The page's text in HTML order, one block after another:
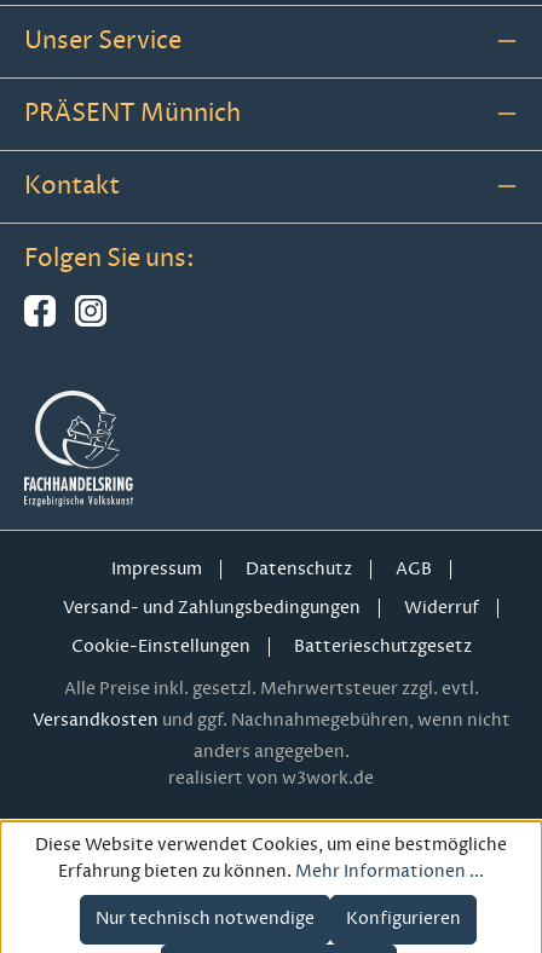
Unser Service
PRÄSENT Münnich
Kontakt
Folgen Sie uns:
Impressum Datenschutz
AGB
Versand- und Zahlungsbedingungen
Widerruf
Cookie-Einstellungen
Batterieschutzgesetz
Alle Preise inkl. gesetzl. Mehrwertsteuer zzgl. evtl.
Versandkosten und ggf. Nachnahmegebühren, wenn nicht
anders angegeben.
realisiert von w3work.de
Diese Website verwendet Cookies, um eine bestmögliche
Erfahrung bieten zu können. Mehr Informationen ...
Nur technisch notwendige Konfigurieren